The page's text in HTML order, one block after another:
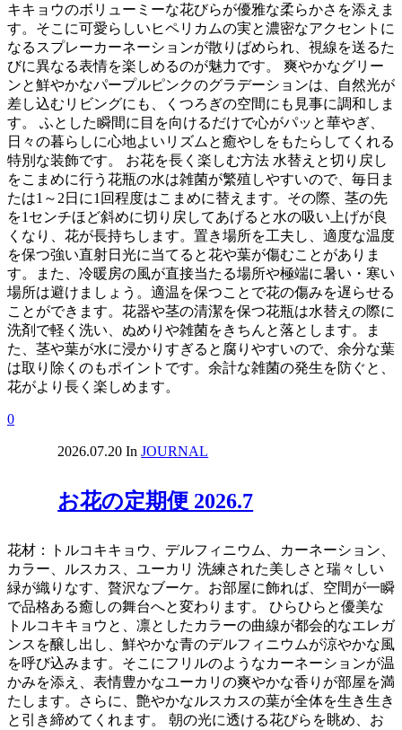
キキョウのボリューミーな花びらが優雅な柔らかさを添えま
す。そこに可愛らしいヒペリカムの実と濃密なアクセントに
なるスプレーカーネーションが散りばめられ、視線を送るた
びに異なる表情を楽しめるのが魅力です。 爽やかなグリー
ンと鮮やかなパープルピンクのグラデーションは、自然光が
差し込むリビングにも、くつろぎの空間にも見事に調和しま
す。 ふとした瞬間に目を向けるだけで心がパッと華やぎ、
日々の暮らしに心地よいリズムと癒やしをもたらしてくれる
特別な装飾です。 お花を長く楽しむ方法 水替えと切り戻し
をこまめに行う花瓶の水は雑菌が繁殖しやすいので、毎日ま
たは1～2日に1回程度はこまめに替えます。その際、茎の先
を1センチほど斜めに切り戻してあげると水の吸い上げが良
くなり、花が長持ちします。置き場所を工夫し、適度な温度
を保つ強い直射日光に当てると花や葉が傷むことがありま
す。また、冷暖房の風が直接当たる場所や極端に暑い・寒い
場所は避けましょう。適温を保つことで花の傷みを遅らせる
ことができます。花器や茎の清潔を保つ花瓶は水替えの際に
洗剤で軽く洗い、ぬめりや雑菌をきちんと落とします。ま
た、茎や葉が水に浸かりすぎると腐りやすいので、余分な葉
は取り除くのもポイントです。余計な雑菌の発生を防ぐと、
花がより長く楽しめます。
0
2026.07.20 In JOURNAL
お花の定期便 2026.7
花材：トルコキキョウ、デルフィニウム、カーネーション、
カラー、ルスカス、ユーカリ 洗練された美しさと瑞々しい
緑が織りなす、贅沢なブーケ。お部屋に飾れば、空間が一瞬
で品格ある癒しの舞台へと変わります。 ひらひらと優美な
トルコキキョウと、凛としたカラーの曲線が都会的なエレガ
ンスを醸し出し、鮮やかな青のデルフィニウムが涼やかな風
を呼び込みます。そこにフリルのようなカーネーションが温
かみを添え、表情豊かなユーカリの爽やかな香りが部屋を満
たします。さらに、艶やかなルスカスの葉が全体を生き生き
と引き締めてくれます。 朝の光に透ける花びらを眺め、お